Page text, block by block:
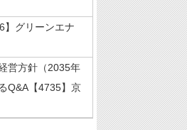
】グリーンエナ
営方針（2035年
Q&A【4735】京